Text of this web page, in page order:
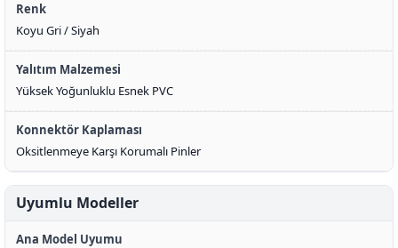
Renk
Koyu Gri / Siyah
Yalıtım Malzemesi
Yüksek Yoğunluklu Esnek PVC
Konnektör Kaplaması
Oksitlenmeye Karşı Korumalı Pinler
Uyumlu Modeller
Ana Model Uyumu